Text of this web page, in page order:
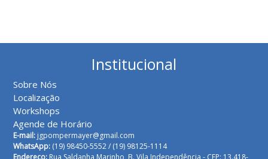
Institucional
Sobre Nós
Localização
Workshops
Agende de Horário
E-mail: jgpompermayer@gmail.com
WhatsApp: (19) 98450-5552 / (19) 98125-1114
Endereço: Rua Saldanha Marinho, B. Vila Independência - CEP: 13.418-